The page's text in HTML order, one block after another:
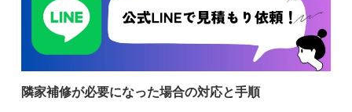
隣家補修が必要になった場合の対応と手順